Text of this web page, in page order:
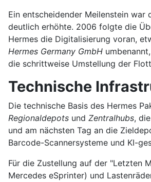
Ein entscheidender Meilenstein war
deutlich erhöhte. 2006 folgte die
Hermes die Digitalisierung voran,
Hermes Germany GmbH
die schrittweise Umstellung der
Technische
Die technische Basis des Hermes
Regionaldepots und Zentralhubs,
und am nächsten Tag an die
Barcode-Scannersysteme und KI-
Für die Zustellung auf der "Letzten
Mercedes eSprinter) und